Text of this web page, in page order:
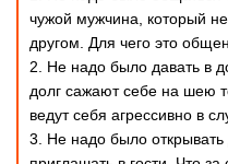
чужой мужчина, который
другом. Для чего это
2. Не надо было давать в
долг сажают себе на шею
ведут себя агрессивно в
3. Не надо было открывать